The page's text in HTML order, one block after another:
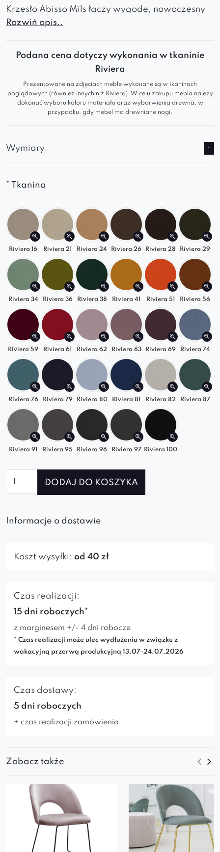
Krzesło Abisso Mils łączy wygodę, nowoczesny
design i stylową formę. Ergonomiczny kształt
pasuje do różnych wnętrz. Idealne do salonu,
Cechy produktu:
Komfortowe: Ergonomiczne oparcie i miękkie
siedzisko dla maksymalnej wygody.
aranżacjami.
Funkcjonalne
✅ Komfortowe
: Ergonomiczne oparcie i miękkie
siedzisko dla maksymalnej wygody.
✅ Nowoczesne: Minimalistyczny design idealnie
komponuje się z nowoczesnymi aranżacjami.
✅
Stylowe
: Elegancka forma dodaje wnętrzu
klasy i wyrafinowanego wyglądu.
✅Funkcjonalne: Solidna konstrukcja zapewnia
trwałość i stabilność.
Krzesło Abisso Mils świetnie pasuje do salonu,
jadalni, biura czy przestrzeni coworkingowej,
łącząc styl i wygodę.
Możliwość wykonania na podstawie
obrotowejza dopłatą.
W przypadku wykonania na obrotowej
podstawie wysokość całkowita i siedziska
wzrosną o około 2,5 cm.
Rozwiń opis..
Podana cena dotyczy wykonania w tkaninie
Riviera
Prezentowane na zdjęciach meble wykonane są w tkaninach
poglądowych (również innych niż Riviera). W celu zakupu mebla należy
dokonać wyboru koloru materiału oraz wybarwienia drewna, w
przypadku, gdy mebel ma drewniane nogi.
Wymiary
* Tkanina
Riviera 16 Riviera 21 Riviera 24 Riviera 26 Riviera 28 Riviera 29
Riviera 34 Riviera 36 Riviera 38 Riviera 41 Riviera 51 Riviera 56
Riviera 59 Riviera 61 Riviera 62 Riviera 63 Riviera 69 Riviera 74
Riviera 76 Riviera 79 Riviera 80 Riviera 81 Riviera 82 Riviera 87
Riviera 91 Riviera 95 Riviera 96 Riviera 97 Riviera 100
Krzesło
DODAJ DO KOSZYKA
Informacje o dostawie
Koszt wysyłki: od 40 zł
Czas realizacji:
15 dni roboczych*
z marginesem +/- 4 dni robocze
* Czas realizacji może ulec wydłużeniu w związku z
wakacyjną przerwą produkcyjną 13.07-24.07.2026
Czas dostawy:
5 dni roboczych
+ czas realizacji zamówienia
Zobacz także